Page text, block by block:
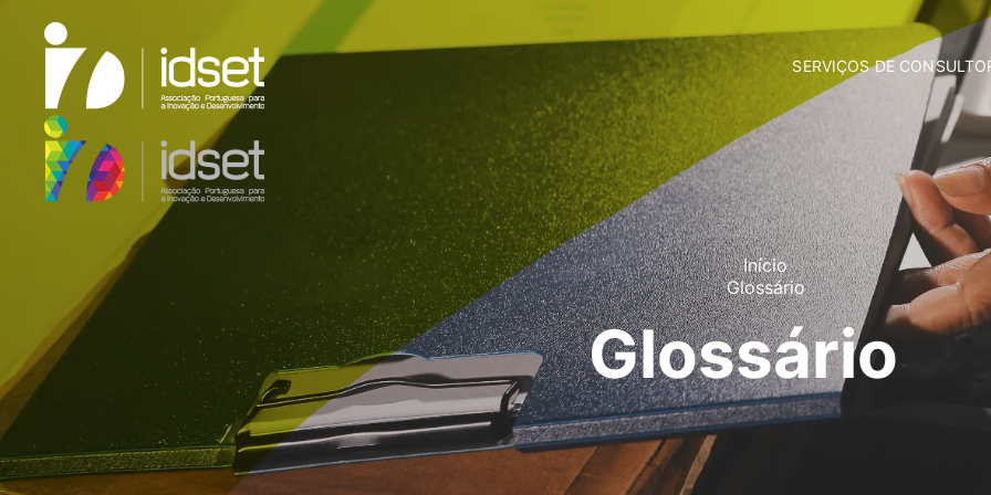
SERVIÇOS DE
Fundos Comunitários
Contabilidade
Consultoria Empresarial
Incubação de Empresas
Comunicação e Marketing
Formação Privada
Apoio Jurídico
Início
Glossário
Glossário